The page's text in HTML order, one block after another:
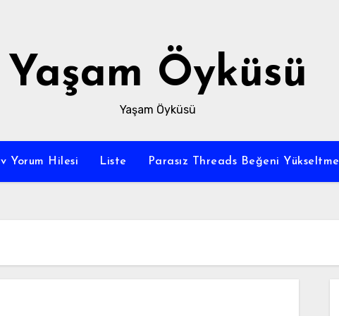
Yaşam Öyküsü
Yaşam Öyküsü
Yorum Hilesi Liste Parasız Threads Beğeni Yükseltme